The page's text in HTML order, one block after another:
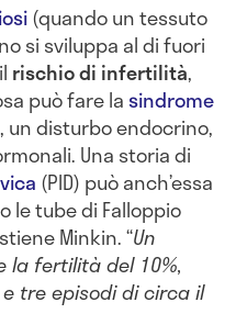
(quando un tessuto
si sviluppa al di fuori
rischio di infertilità,
può fare la sindrome
un disturbo endocrino,
Una storia di
(PID) può anch’essa
le tube di Falloppio
Minkin. “Un
la fertilità del 10%,
tre episodi di circa il